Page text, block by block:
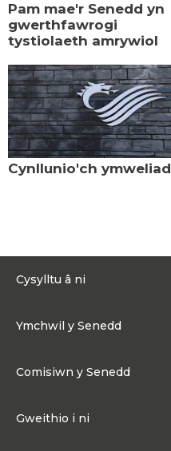
Pam mae'r Senedd yn
gwerthfawrogi
tystiolaeth amrywiol
Cynllunio'ch ymweliad
Cysylltu â ni
Ymchwil y Senedd
Comisiwn y Senedd
Gweithio i ni